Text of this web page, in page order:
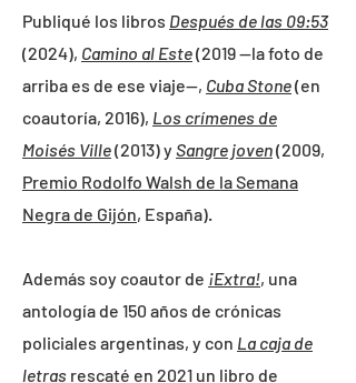
Publiqué los libros Después de las 09:53
(2024), Camino al Este(2019 --la foto de
arriba es de ese viaje--, Cuba Stone(en
coautoría, 2016), Los crímenes de
Moisés Ville(2013) ySangre joven(2009,
Premio Rodolfo Walsh de la Semana
Negra de Gijón, España).
Además soy coautor de ¡Extra!, una
antología de 150 años de crónicas
policiales argentinas, y con La caja de
letras rescaté en 2021 un libro de